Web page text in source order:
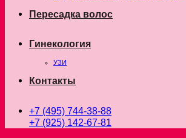
Пересадка волос
Гинекология
УЗИ
Контакты
+7 (495) 744-38-88
+7 (925) 142-67-81